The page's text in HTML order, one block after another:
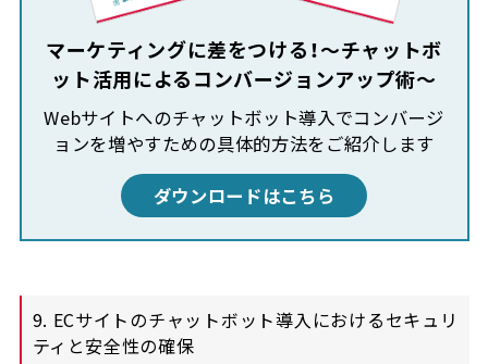
マーケティングに差をつける！～チャットボ
ット活用によるコンバージョンアップ術～
Webサイトへのチャットボット導入でコンバージ
ョンを増やすための具体的方法をご紹介します
ダウンロードはこちら
9. ECサイトのチャットボット導入におけるセキュリ
ティと安全性の確保